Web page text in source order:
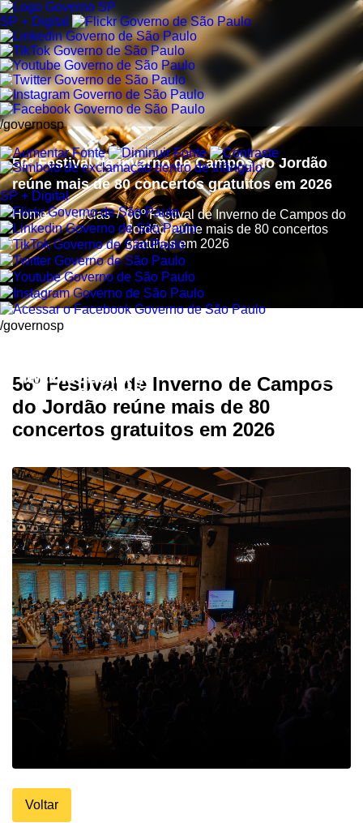
SP + Digital
/governosp
SP + Digital
/governosp
56º Festival de Inverno de Campos do Jordão
reúne mais de 80 concertos gratuitos em 2026
Home / Noticias / 56º Festival de Inverno de Campos do
Jordão reúne mais de 80 concertos
gratuitos em 2026
56º Festival de Inverno de Campos
do Jordão reúne mais de 80
concertos gratuitos em 2026
Voltar